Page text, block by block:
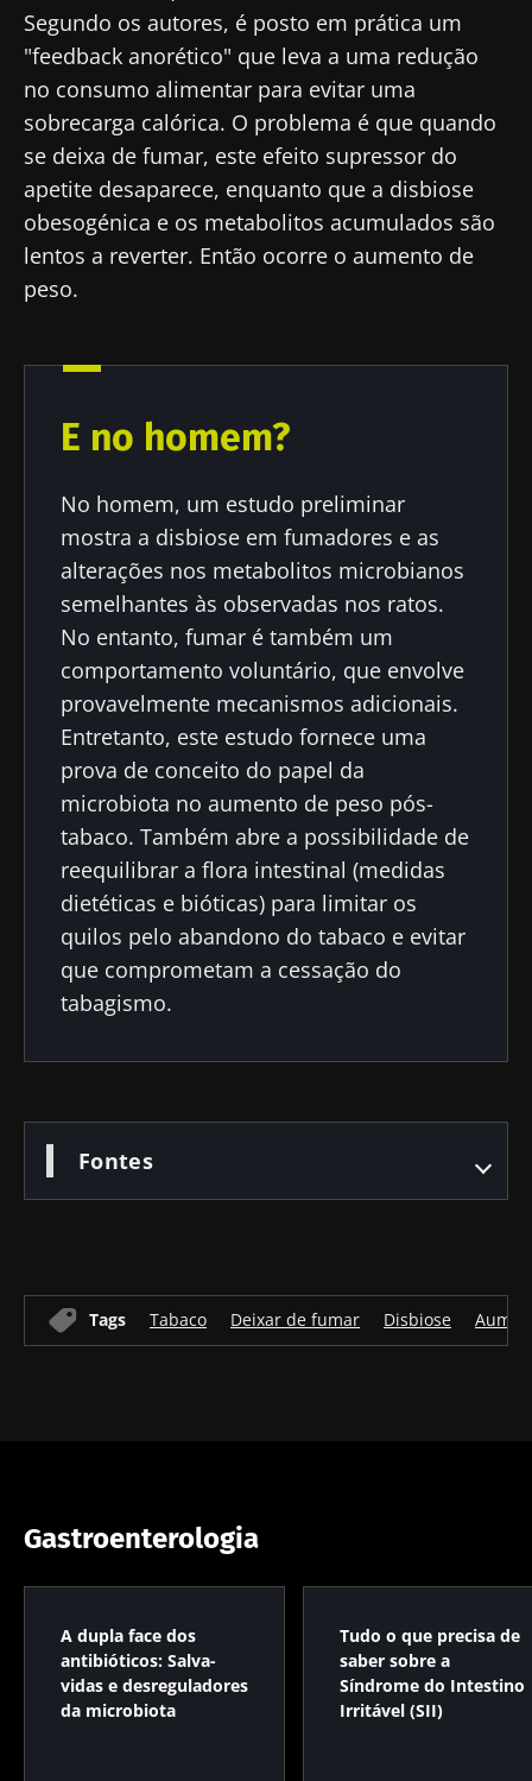
Segundo os autores, é posto em prática um
"feedback anorético" que leva a uma redução
no consumo alimentar para evitar uma
sobrecarga calórica. O problema é que quando
se deixa de fumar, este efeito supressor do
apetite desaparece, enquanto que a disbiose
obesogénica e os metabolitos acumulados são
lentos a reverter. Então ocorre o aumento de
peso.
E no homem?
No homem, um estudo preliminar
mostra a disbiose em fumadores e as
alterações nos metabolitos microbianos
semelhantes às observadas nos ratos.
No entanto, fumar é também um
comportamento voluntário, que envolve
provavelmente mecanismos adicionais.
Entretanto, este estudo fornece uma
prova de conceito do papel da
microbiota no aumento de peso pós-
tabaco. Também abre a possibilidade de
reequilibrar a flora intestinal (medidas
dietéticas e bióticas) para limitar os
quilos pelo abandono do tabaco e evitar
que comprometam a cessação do
tabagismo.
Fontes
Tags Tabaco Deixar de fumar Disbiose
Gastroenterologia
A dupla face dos
antibióticos: Salva-
vidas e desreguladores
da microbiota
Tudo o que precisa de
saber sobre a
Síndrome do Intestino
Irritável (SII)
Você está prestes a ser redirecionado e
Ser redirecionado
Ficar no site do Biocodex Microbiota Institute
Mantenha-se
informado
Junte-se à comunidade de profissionais de
saúde e investigadores da Microbiota e
receba o "Microbiota Digest" e o "HCP
Magazine" para se manter atualizado com as
Gostaria de me inscrever para receber mais
informações sobre a Biocodex
Eu li e aceito as
condições gerais de utilização
e apolítica de privacidadedo Biocodex
Microbiota Institute.
* Campo obrigatório
BMI 20-35
Magazine" para se manter atualizado com as
últimas notícias sobre a microbiota.
Gostaria de me inscrever para receber mais
informações sobre a Biocodex
Microbiota Institute.
* Campo obrigatório
Descubra
23/07/2026
O impacto
das
microbiotas
na saúde
reprodutiva
Ler o artigo
16/07/2026
Microbiota
intratumoral
do cancro
colorretal: um
indicador
prognóstico
independente?
Ler o artigo
bactéria
força
Ler o